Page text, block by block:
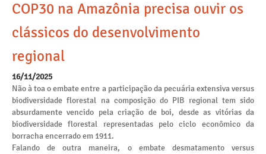
COP30 na Amazônia precisa ouvir os
clássicos do desenvolvimento
regional
16/11/2025
Não à toa o embate entre a participação da pecuária extensiva versus
biodiversidade florestal na composição do PIB regional tem sido
absurdamente vencido pela criação de boi, desde as vitórias da
biodiversidade florestal representadas pelo ciclo econômico da
borracha encerrado em 1911.
Falando de outra maneira, o embate desmatamento versus